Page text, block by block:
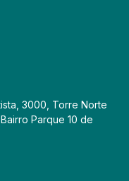
3000, Torre Norte
Parque 10 de